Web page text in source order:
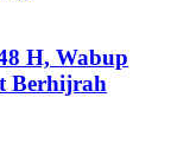
H, Wabup
Berhijrah